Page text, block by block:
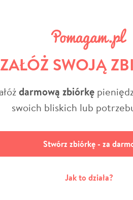
ZAŁÓŻ SWOJĄ
darmową zbiórkę
swoich bliskich lub
Stwórz zbiórkę - za
Jak to działa?